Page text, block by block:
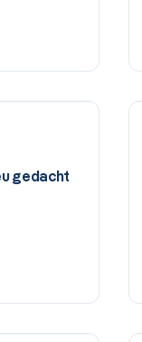
gedacht